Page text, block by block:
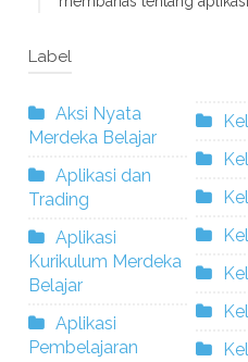
Label
Aksi Nyata
Merdeka Belajar
Aplikasi dan
Trading
Aplikasi
Kurikulum Merdeka
Belajar
Aplikasi
Pembelajaran